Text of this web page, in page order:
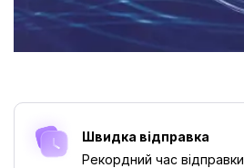
Швидка відправка
Рекордний час відправки